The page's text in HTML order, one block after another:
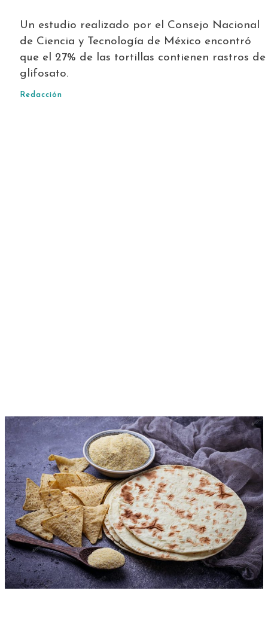
Un estudio realizado por el Consejo Nacional
de Ciencia y Tecnología de México encontró
que el 27% de las tortillas contienen rastros de
glifosato.
Redacción